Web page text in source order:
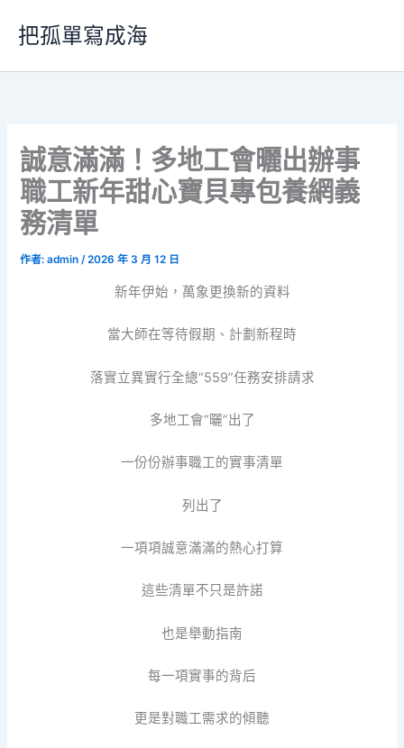
要
把孤單寫成海
誠意滿滿！多地工會曬出辦事
職工新年甜心寶貝專包養網義
務清單
作者:admin/2026 年 3 月 12 日
新年伊始，萬象更換新的資料
當大師在等待假期、計劃新程時
落實立異實行全總“559”任務安排請求
多地工會“曬”出了
一份份辦事職工的實事清單
列出了
一項項誠意滿滿的熱心打算
這些清單不只是許諾
也是舉動指南
每一項實事的背后
更是對職工需求的傾聽